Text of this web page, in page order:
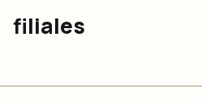
filiales